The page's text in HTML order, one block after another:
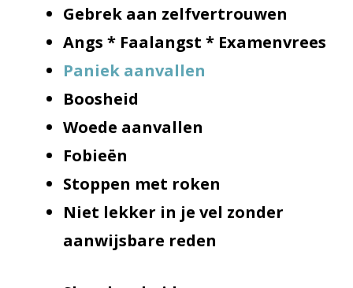
Gebrek aan zelfvertrouwen
Angs * Faalangst * Examenvrees
Paniek aanvallen
Boosheid
Woede aanvallen
Fobieën
Stoppen met roken
Niet lekker in je vel zonder
aanwijsbare reden